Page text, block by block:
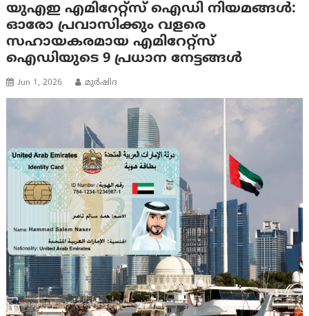
യുഎഇ എമിറേറ്റ്സ് ഐഡി നിയമങ്ങൾ:
ഓരോ പ്രവാസിക്കും വളരെ
സഹായകരമായ എമിറേറ്റ്സ്
ഐഡിയുടെ 9 പ്രധാന നേട്ടങ്ങൾ
Jun 1, 2026 മുര്‍ഷിദ